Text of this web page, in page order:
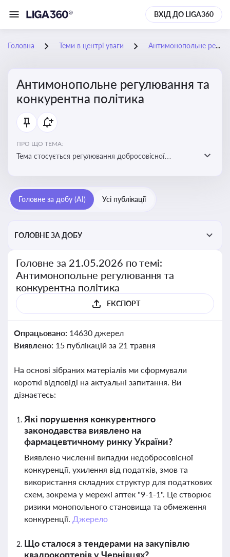
ВХІД ДО LIGA360
Головна Теми в центрі уваги Антимонопольне регулювання та конкурентна політика
Антимонопольне регулювання та
конкурентна політика
ПРО ЩО ТЕМА:
Тема стосується регулювання добросовісної
забезпечення рівних умов для суб’єктів
господарювання
Головне за добу (AI) Усі публікації
ГОЛОВНЕ ЗА ДОБУ
Головне за 21.05.2026 по темі:
Антимонопольне регулювання та
конкурентна політика
ЕКСПОРТ
Опрацьовано: 14630 джерел
Виявлено: 15 публікацій за 21 травня
На основі зібраних матеріалів ми сформували
короткі відповіді на актуальні запитання. Ви
дізнаєтесь:
Які порушення конкурентного
законодавства виявлено на
фармацевтичному ринку України?
Виявлено численні випадки недобросовісної
конкуренції, ухилення від податків, змов та
використання складних структур для податкових
схем, зокрема у мережі аптек "9-1-1". Це створює
ризики монопольного становища та обмеження
конкуренції. Джерело
Що сталося з тендерами на закупівлю
квадрокоптерів у Чернівцях?